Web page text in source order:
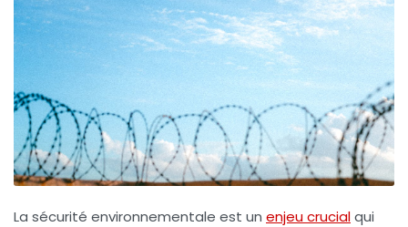
La sécurité environnementale est un enjeu crucialqui